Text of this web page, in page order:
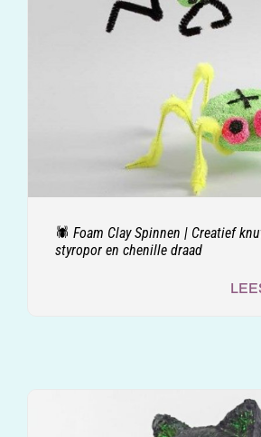
🕷️ Foam Clay Spinnen | Creatief
styropor en chenille draad